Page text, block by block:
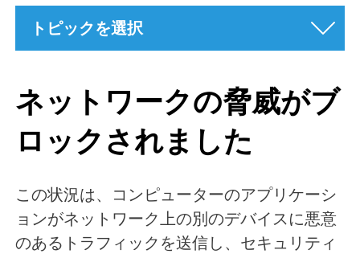
トピックを選択
ネットワークの脅威がブ
ロックされました
この状況は、コンピューターのアプリケーシ
ョンがネットワーク上の別のデバイスに悪意
のあるトラフィックを送信し、セキュリティ